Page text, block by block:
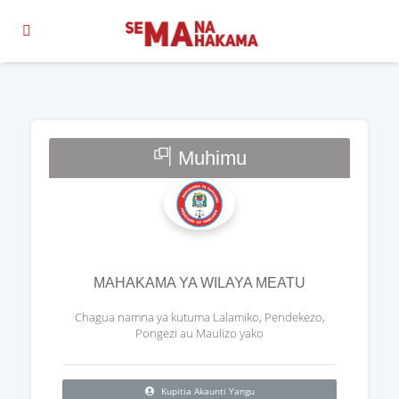
Muhimu
MAHAKAMA YA WILAYA MEATU
Chagua namna ya kutuma Lalamiko, Pendekezo,
Pongezi au Maulizo yako
Kupitia Akaunti Yangu